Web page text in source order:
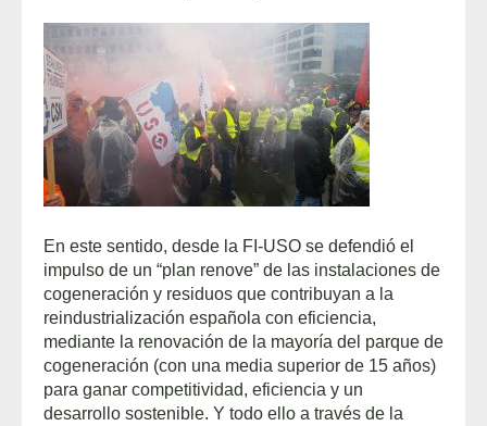
En este sentido, desde la FI-USO se defendió el
impulso de un “plan renove” de las instalaciones de
cogeneración y residuos que contribuyan a la
reindustrialización española con eficiencia,
mediante la renovación de la mayoría del parque de
cogeneración (con una media superior de 15 años)
para ganar competitividad, eficiencia y un
desarrollo sostenible. Y todo ello a través de la